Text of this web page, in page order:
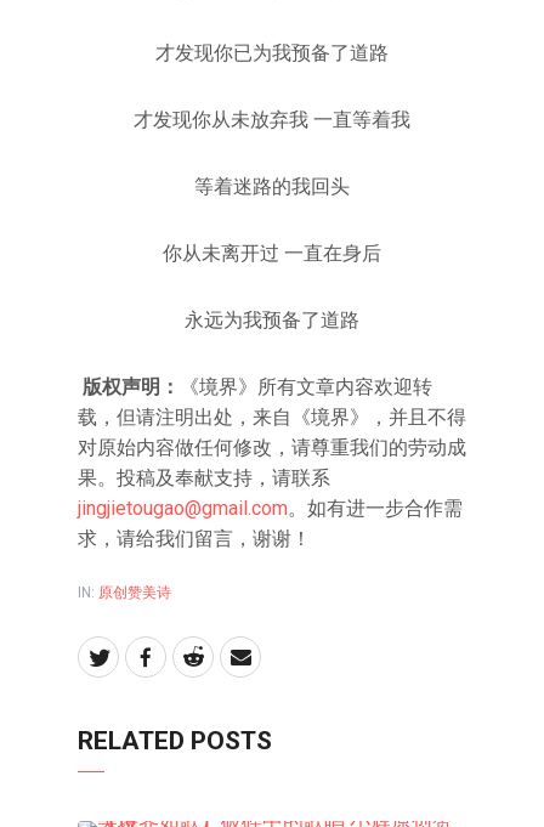
才发现你已为我预备了道路
才发现你从未放弃我 一直等着我
等着迷路的我回头
你从未离开过 一直在身后
永远为我预备了道路
版权声明：
《境界》所有文章内容欢迎转
载，但请注明出处，来自《境界》，并且不得
对原始内容做任何修改，请尊重我们的劳动成
果。投稿及奉献支持，请联系
jingjietougao@gmail.com。如有进一步合作需
求，请给我们留言，谢谢！
IN: 原创赞美诗
RELATED POSTS